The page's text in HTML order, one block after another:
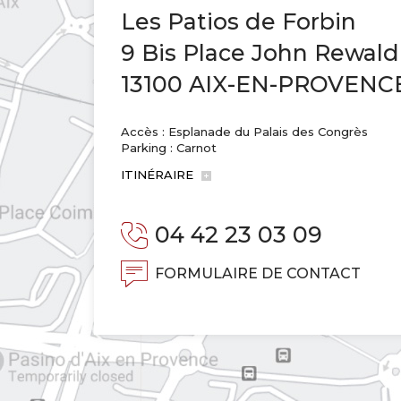
Les Patios de Forbin
9 Bis Place John Rewald
13100 AIX-EN-
Accès : Esplanade du Palais des Congrès
Parking : Carnot
ITINÉRAIRE
04 42 23 03 09
FORMULAIRE DE CONTACT